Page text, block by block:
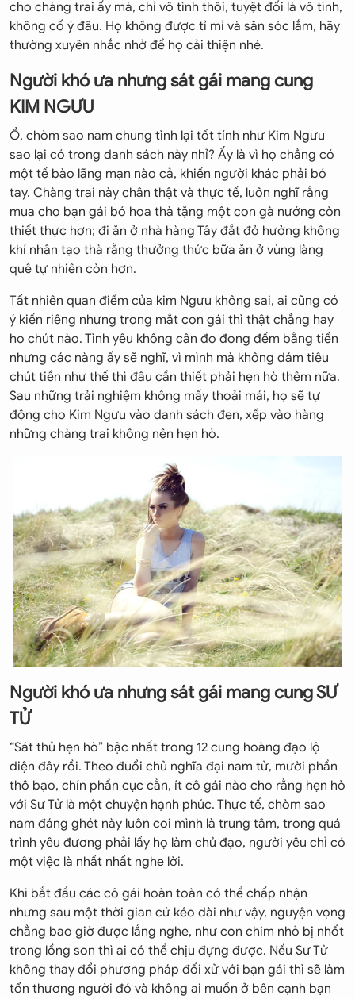
cho chàng trai ấy mà, chỉ vô tình thôi, tuyệt đối là vô tình,
không cố ý đâu. Họ không được tỉ mỉ và săn sóc lắm, hãy
thường xuyên nhắc nhở để họ cải thiện nhé.
Người khó ưa nhưng sát gái mang cung
KIM NGƯU
Ồ, chòm sao nam chung tình lại tốt tính như Kim Ngưu
sao lại có trong danh sách này nhỉ? Ấy là vì họ chẳng có
một tế bào lãng mạn nào cả, khiến người khác phải bó
tay. Chàng trai này chân thật và thực tế, luôn nghĩ rằng
mua cho bạn gái bó hoa thà tặng một con gà nướng còn
thiết thực hơn; đi ăn ở nhà hàng Tây đắt đỏ hưởng không
khí nhân tạo thà rằng thưởng thức bữa ăn ở vùng làng
quê tự nhiên còn hơn.
Tất nhiên quan điểm của kim Ngưu không sai, ai cũng có
ý kiến riêng nhưng trong mắt con gái thì thật chẳng hay
ho chút nào. Tình yêu không cân đo đong đếm bằng tiền
nhưng các nàng ấy sẽ nghĩ, vì mình mà không dám tiêu
chút tiền như thế thì đâu cần thiết phải hẹn hò thêm nữa.
Sau những trải nghiệm không mấy thoải mái, họ sẽ tự
động cho Kim Ngưu vào danh sách đen, xếp vào hàng
những chàng trai không nên hẹn hò.
Người khó ưa nhưng sát gái mang cung SƯ
TỬ
“Sát thủ hẹn hò” bậc nhất trong 12 cung hoàng đạo lộ
diện đây rồi. Theo đuổi chủ nghĩa đại nam tử, mười phần
thô bạo, chín phần cục cằn, ít cô gái nào cho rằng hẹn hò
với Sư Tử là một chuyện hạnh phúc. Thực tế, chòm sao
nam đáng ghét này luôn coi mình là trung tâm, trong quá
trình yêu đương phải lấy họ làm chủ đạo, người yêu chỉ có
một việc là nhất nhất nghe lời.
Khi bắt đầu các cô gái hoàn toàn có thể chấp nhận
nhưng sau một thời gian cứ kéo dài như vậy, nguyện vọng
chẳng bao giờ được lắng nghe, như con chim nhỏ bị nhốt
trong lồng son thì ai có thể chịu đựng được. Nếu Sư Tử
không thay đổi phương pháp đối xử với bạn gái thì sẽ làm
tổn thương người đó và không ai muốn ở bên cạnh bạn